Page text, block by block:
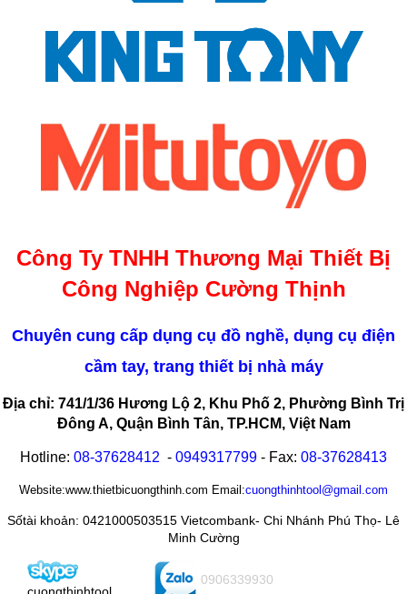
Công Ty TNHH Thương Mại Thiết Bị
Công Nghiệp Cường Thịnh
Chuyên cung cấp dụng cụ đồ nghề, dụng cụ điện
cầm tay, trang thiết bị nhà máy
Địa chỉ: 741/1/36 Hương Lộ 2, Khu Phố 2, Phường Bình Trị
Đông A, Quận Bình Tân, TP.HCM, Việt Nam
Hotline: 08-37628412 - 0949317799 - Fax: 08-37628413
Website:www.thietbicuongthinh.com Email:cuongthinhtool@gmail.com
Sốtài khoản: 0421000503515 Vietcombank- Chi Nhánh Phú Thọ- Lê
Minh Cường
0906339930